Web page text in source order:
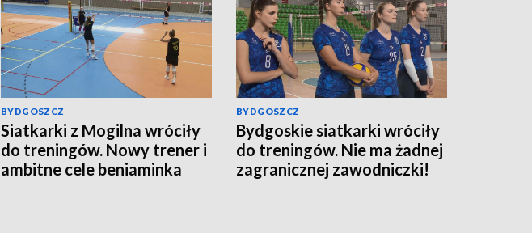
BYDGOSZCZ
Siatkarki z Mogilna wróciły
do treningów. Nowy trener i
ambitne cele beniaminka
BYDGOSZCZ
Bydgoskie siatkarki wróciły
do treningów. Nie ma żadnej
zagranicznej zawodniczki!